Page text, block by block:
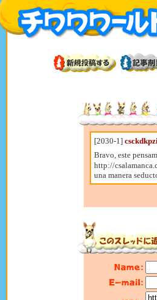
[2030-1]
Bravo, este
http://
una manera